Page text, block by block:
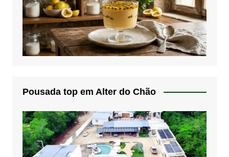
Pousada top em Alter do Chão